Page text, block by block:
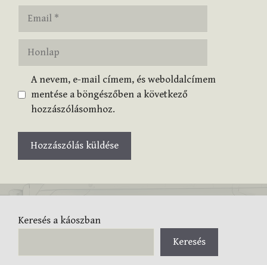
Honlap
A nevem, e-mail címem, és weboldalcímem
mentése a böngészőben a következő
hozzászólásomhoz.
Keresés a káoszban
Keresés